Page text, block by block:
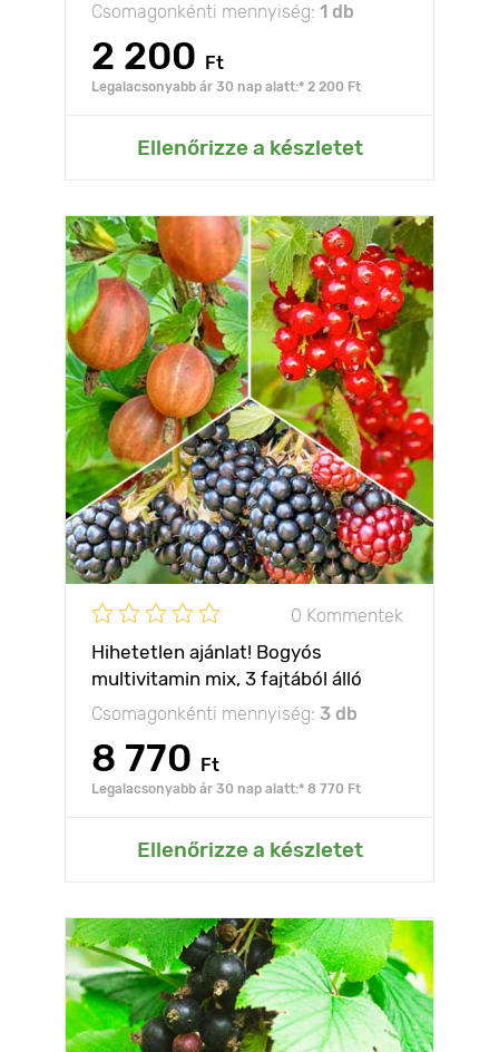
Csomagonkénti mennyiség: 1 db
2 200 Ft
Legalacsonyabb ár 30 nap alatt:* 2 200 Ft
Ellenőrizze a készletet
0 Kommentek
Hihetetlen ajánlat! Bogyós
multivitamin mix, 3 fajtából álló
készlet
Csomagonkénti mennyiség: 3 db
8 770 Ft
Legalacsonyabb ár 30 nap alatt:* 8 770 Ft
Ellenőrizze a készletet